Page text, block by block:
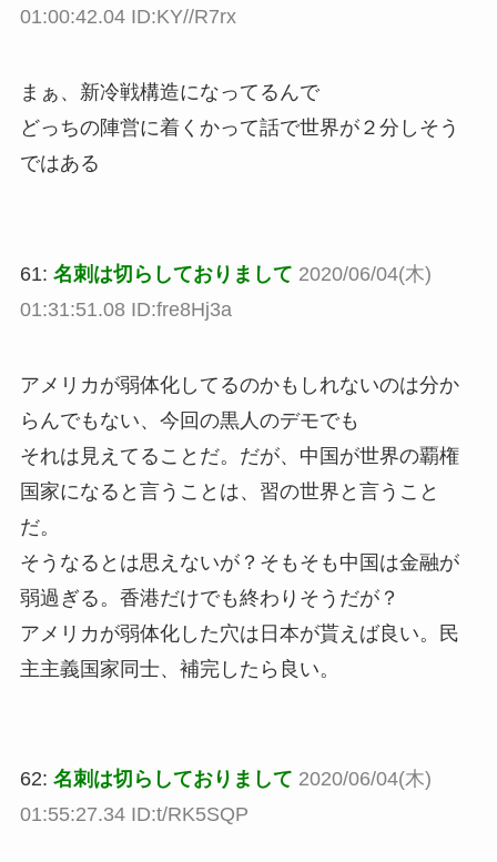
01:00:42.04 ID:KY//R7rx
まぁ、新冷戦構造になってるんで
どっちの陣営に着くかって話で世界が２分しそう
ではある
61: 名刺は切らしておりまして 2020/06/04(木)
01:31:51.08 ID:fre8Hj3a
アメリカが弱体化してるのかもしれないのは分か
らんでもない、今回の黒人のデモでも
それは見えてることだ。だが、中国が世界の覇権
国家になると言うことは、習の世界と言うこと
だ。
そうなるとは思えないが？そもそも中国は金融が
弱過ぎる。香港だけでも終わりそうだが？
アメリカが弱体化した穴は日本が貰えば良い。民
主主義国家同士、補完したら良い。
62: 名刺は切らしておりまして 2020/06/04(木)
01:55:27.34 ID:t/RK5SQP